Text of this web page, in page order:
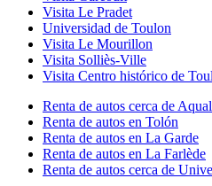
Visita Le Pradet
Universidad de Toulon
Visita Le Mourillon
Visita Solliès-Ville
Visita Centro histórico de
Renta de autos cerca de
Renta de autos en Tolón
Renta de autos en La Garde
Renta de autos en La Farlède
Renta de autos cerca de